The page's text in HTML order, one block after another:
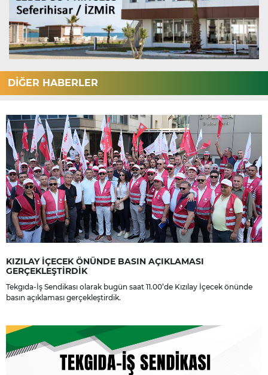
DİĞER HABERLER
KIZILAY İÇECEK ÖNÜNDE BASIN AÇIKLAMASI
GERÇEKLEŞTİRDİK
Tekgıda-İş Sendikası olarak bugün saat 11.00’de Kızılay İçecek önünde
basın açıklaması gerçekleştirdik.